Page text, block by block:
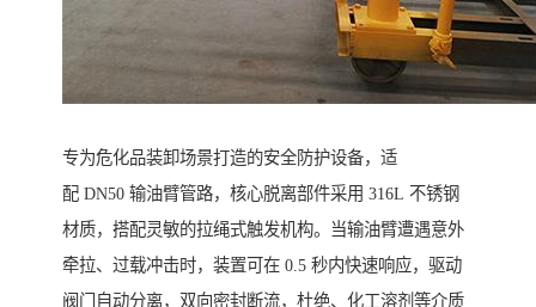
专为危化品装卸场景打造的安全防护设备，适
配 DN50 输油臂管路，核心脱离部件采用 316L 不锈钢
材质，搭配灵敏的拉绳式触发机构。当输油臂遭遇意外
牵拉、过载冲击时，装置可在 0.5 秒内快速响应，驱动
阀门自动分离，双向密封断流，杜绝、化工溶剂等介质